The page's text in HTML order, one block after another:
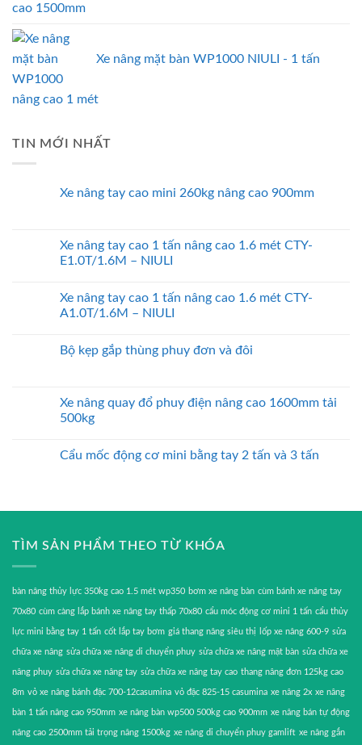
cao 1500mm
Xe nâng mặt bàn WP1000 NIULI - 1 tấn
nâng cao 1 mét
TIN MỚI NHẤT
Xe nâng tay cao mini 260kg nâng cao 900mm
Xe nâng tay cao 1 tấn nâng cao 1.6 mét CTY-
E1.0T/1.6M – NIULI
Xe nâng tay cao 1 tấn nâng cao 1.6 mét CTY-
A1.0T/1.6M – NIULI
Bộ kẹp gắp thùng phuy đơn và đôi
Xe nâng quay đổ phuy điện nâng cao 1600mm tải
500kg
Cẩu mốc động cơ mini bằng tay 2 tấn và 3 tấn
TÌM SẢN PHẨM THEO TỪ KHÓA
bàn nâng thủy lực 350kg cao 1.5 mét wp350 bơm xe nâng bàn cùm bánh xe nâng tay
70x80 cùm càng lắp bánh xe nâng tay thấp 70x80 cẩu móc động cơ mini 1 tấn cẩu thủy
lực mini bằng tay 1 tấn cốt lắp tay bơm giá thang nâng siêu thị lốp xe nâng 600-9 sửa
chữa xe nâng sửa chữa xe nâng di chuyển phuy sửa chữa xe nâng mặt bàn sửa chữa xe
nâng phuy sửa chữa xe nâng tay sửa chữa xe nâng tay cao thang nâng đơn 125kg cao
8m vỏ xe nâng bánh đặc 700-12casumina vỏ đặc 825-15 casumina xe nâng 2x xe nâng
bàn 1 tấn nâng cao 950mm xe nâng bàn wp500 500kg cao 900mm xe nâng bán tự động
nâng cao 2500mm tải trọng nâng 1500kg xe nâng di chuyển phuy gamlift xe nâng gắn